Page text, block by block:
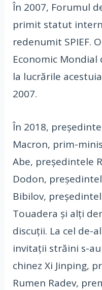
În 2007, Forumul
primit statut
redenumit SPIEF.
Economic Mondial
la lucrările
2007.
În 2018,
Macron, prim-
Abe, președintele
Dodon,
Bibilov,
Touadera și alți
discuții. La cel de-
invitații străini s-
chinez Xi Jinping,
Rumen Radev,